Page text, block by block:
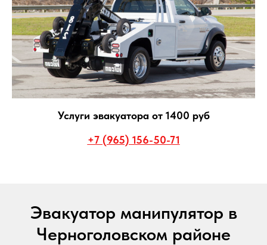
Услуги эвакуатора от 1400 руб
+7 (965) 156-50-71
Эвакуатор манипулятор в
Черноголовском районе